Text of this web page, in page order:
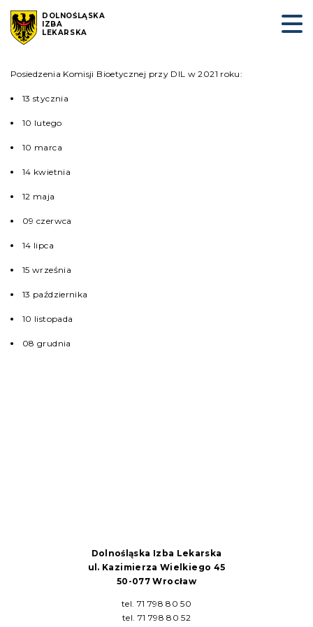
DOLNOŚLĄSKA
IZBA
LEKARSKA
Posiedzenia Komisji Bioetycznej przy DIL w 2021 roku:
13 stycznia
10 lutego
10 marca
14 kwietnia
12 maja
09 czerwca
14 lipca
15 września
13 października
10 listopada
08 grudnia
Dolnośląska Izba Lekarska
ul. Kazimierza Wielkiego 45
50-077 Wrocław
tel. 71 798 80 50
tel. 71 798 80 52